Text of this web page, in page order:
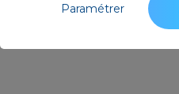
Paramétrer